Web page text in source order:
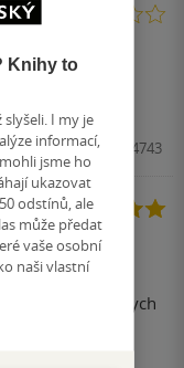
2019, 9788075774743
Ne proto, že bych
jazyk, jakým je
a
Knihy to
I my je
informací,
jsme ho
ukazovat
odstínů, ale
může předat
vaše osobní
naši vlastní